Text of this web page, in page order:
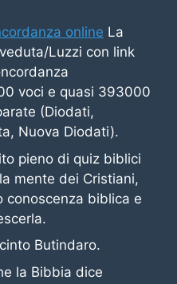
online La
Luzzi con link
voci e quasi 393000
(Diodati,
Nuova Diodati).
pieno di quiz biblici
mente dei Cristiani,
conoscenza biblica e
Butindaro.
la Bibbia dice